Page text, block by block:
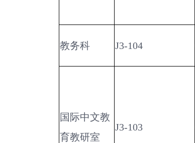
教务科 J3-104
国际中文教
育教研室
J3-103